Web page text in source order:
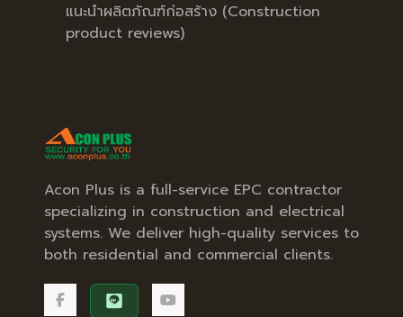
แนะนำผลิตภัณฑ์ก่อสร้าง (Construction
product reviews)
Acon Plus is a full-service EPC contractor
specializing in construction and electrical
systems. We deliver high-quality services to
both residential and commercial clients.